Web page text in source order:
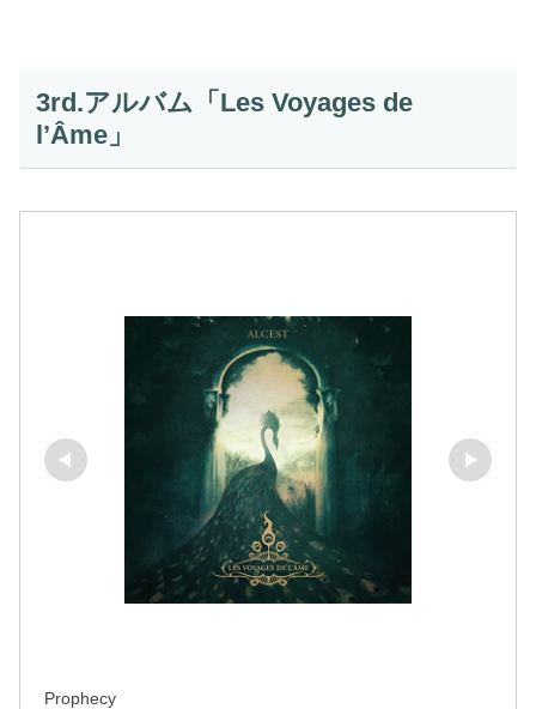
3rd.アルバム「Les Voyages de
l’Âme」
Prophecy